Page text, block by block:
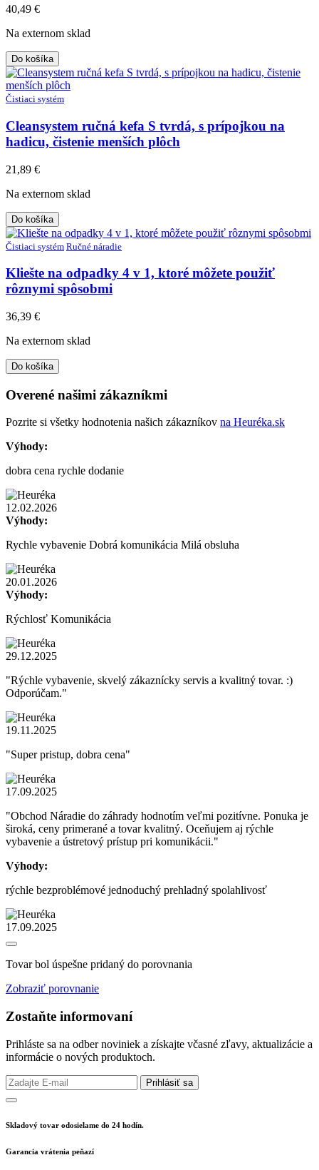
40,49 €
Na externom sklad
Do košíka
Čistiaci systém
Cleansystem ručná kefa S tvrdá, s prípojkou na
hadicu, čistenie menších plôch
21,89 €
Na externom sklad
Do košíka
Čistiaci systém Ručné náradie
Kliešte na odpadky 4 v 1, ktoré môžete použiť
rôznymi spôsobmi
36,39 €
Na externom sklad
Do košíka
Overené našimi zákazníkmi
Pozrite si všetky hodnotenia našich zákazníkov na Heuréka.sk
Výhody:
dobra cena rychle dodanie
12.02.2026
Výhody:
Rychle vybavenie Dobrá komunikácia Milá obsluha
20.01.2026
Výhody:
Rýchlosť Komunikácia
29.12.2025
"Rýchle vybavenie, skvelý zákaznícky servis a kvalitný tovar. :)
Odporúčam."
19.11.2025
"Super pristup, dobra cena"
17.09.2025
"Obchod Náradie do záhrady hodnotím veľmi pozitívne. Ponuka je
široká, ceny primerané a tovar kvalitný. Oceňujem aj rýchle
vybavenie a ústretový prístup pri komunikácii."
Výhody:
rýchle bezproblémové jednoduchý prehladný spolahlivosť
17.09.2025
Tovar bol úspešne pridaný do porovnania
Zobraziť porovnanie
Zostaňte informovaní
Prihláste sa na odber noviniek a získajte včasné zľavy, aktualizácie a
informácie o nových produktoch.
Prihlásiť sa
Skladový tovar odosielame do 24 hodín.
Garancia vrátenia peňazí